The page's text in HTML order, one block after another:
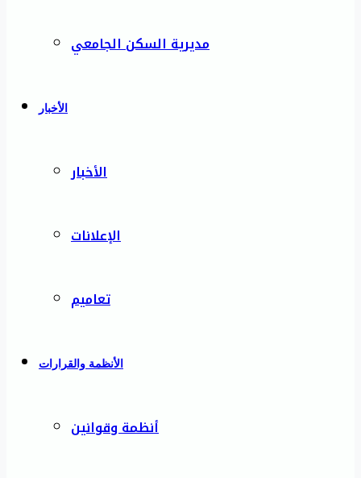
مديرية السكن الجامعي
الأخبار
الأخبار
الإعلانات
تعاميم
الأنظمة والقرارات
أنظمة وقوانين